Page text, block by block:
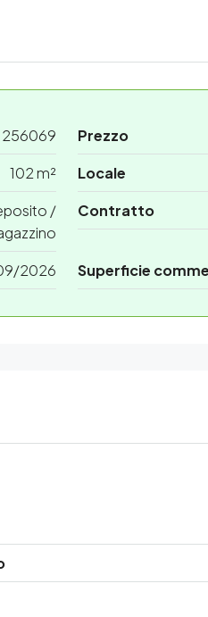
256069 Prezzo
102 m² Locale
/
Contratto
2026 Superficie